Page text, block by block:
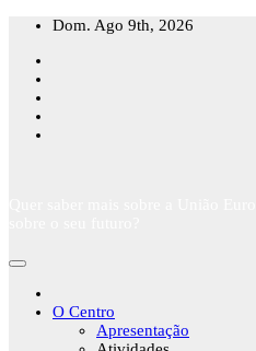
Skip
content
Dom. Ago 9th, 2026
O Centro
Apresentação